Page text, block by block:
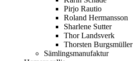
Pirjo Rautio
Roland Hermansson
Sharlene Sutter
Thor Landsverk
Thorsten Burgsmüller
Sämlingsmanufaktur